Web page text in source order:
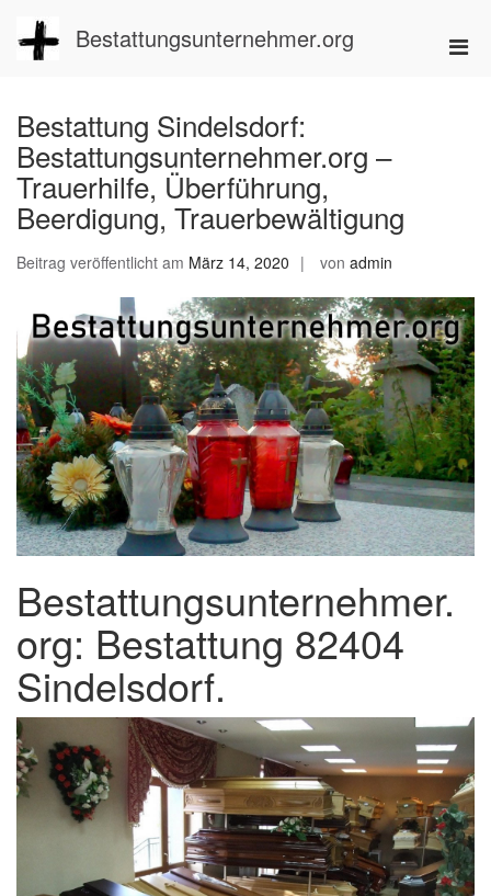
Inhalt
springen
Bestattungsunternehmer.org
Bestattung Sindelsdorf:
Bestattungsunternehmer.org –
Trauerhilfe, Überführung,
Beerdigung, Trauerbewältigung
Beitrag veröffentlicht am März 14, 2020 von admin
Bestattungsunternehmer.
org: Bestattung 82404
Sindelsdorf.